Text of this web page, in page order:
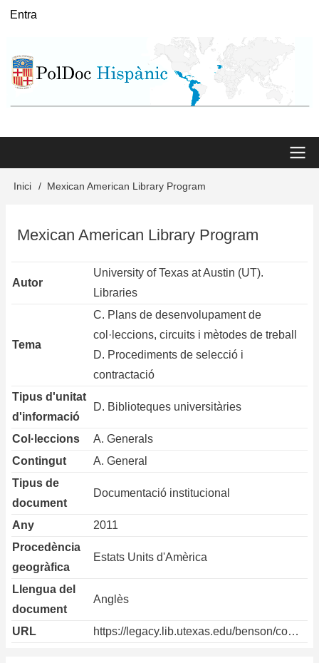
Vés
User
Entra
Main
Inici Mexican American Library Program
Mexican American Library Program
Autor
University of Texas at Austin (UT).
Libraries
Tema
C. Plans de desenvolupament de
col·leccions, circuits i mètodes de treball
D. Procediments de selecció i
contractació
Tipus d'unitat
d'informació
D. Biblioteques universitàries
Col·leccions
A. Generals
Contingut
A. General
Tipus de
document
Documentació institucional
Any
2011
Procedència
geogràfica
Estats Units d'Amèrica
Llengua del
document
Anglès
URL https://legacy.lib.utexas.edu/benson/co…